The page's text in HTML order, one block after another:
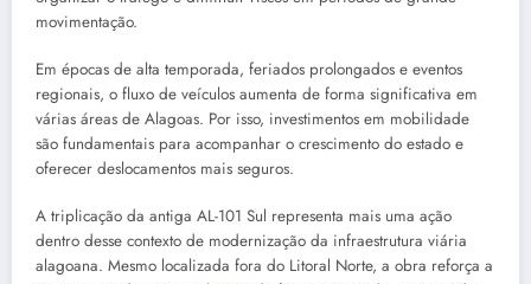
movimentação.
Em épocas de alta temporada, feriados prolongados e eventos
regionais, o fluxo de veículos aumenta de forma significativa em
várias áreas de Alagoas. Por isso, investimentos em mobilidade
são fundamentais para acompanhar o crescimento do estado e
oferecer deslocamentos mais seguros.
A triplicação da antiga AL-101 Sul representa mais uma ação
dentro desse contexto de modernização da infraestrutura viária
alagoana. Mesmo localizada fora do Litoral Norte, a obra reforça a